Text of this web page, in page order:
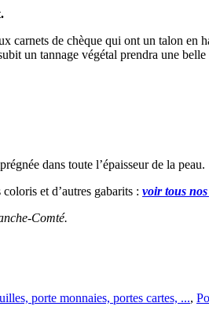
de chèque qui ont un talon en
un tannage végétal prendra une
dans toute l’épaisseur de la peau.
et d’autres gabarits : voir tous
Comté.
porte monnaies, portes cartes, ...,